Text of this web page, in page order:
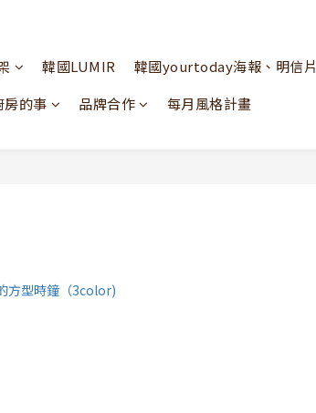
韓國LUMIR 韓國yourtoday海報、明信片
房的事 品牌合作 每月風格計畫